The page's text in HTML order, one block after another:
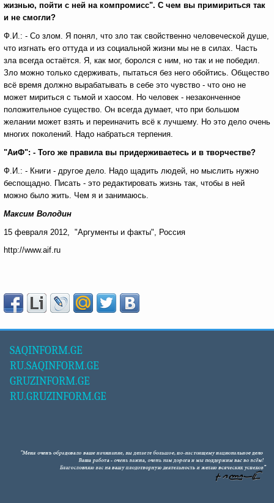
жизнью, пойти с ней на компромисс". С чем вы примириться так
и не смогли?
Ф.И.: - Со злом. Я понял, что зло так свойственно человеческой душе,
что изгнать его оттуда и из социальной жизни мы не в силах. Часть
зла всегда остаётся. Я, как мог, боролся с ним, но так и не победил.
Зло можно только сдерживать, пытаться без него обойтись. Общество
всё время должно вырабатывать в себе это чувство - что оно не
может мириться с тьмой и хаосом. Но человек - незаконченное
положительное существо. Он всегда думает, что при большом
желании может взять и переиначить всё к лучшему. Но это дело очень
многих поколений. Надо набраться терпения.
"АиФ": - Того же правила вы придерживаетесь и в творчестве?
Ф.И.: - Книги - другое дело. Надо щадить людей, но мыслить нужно
беспощадно. Писать - это редактировать жизнь так, чтобы в ней
можно было жить. Чем я и занимаюсь.
Максим Володин
15 февраля 2012, "Аргументы и факты", Россия
http://www.aif.ru
SAQINFORM.GE
RU.SAQINFORM.GE
GRUZINFORM.GE
RU.GRUZINFORM.GE